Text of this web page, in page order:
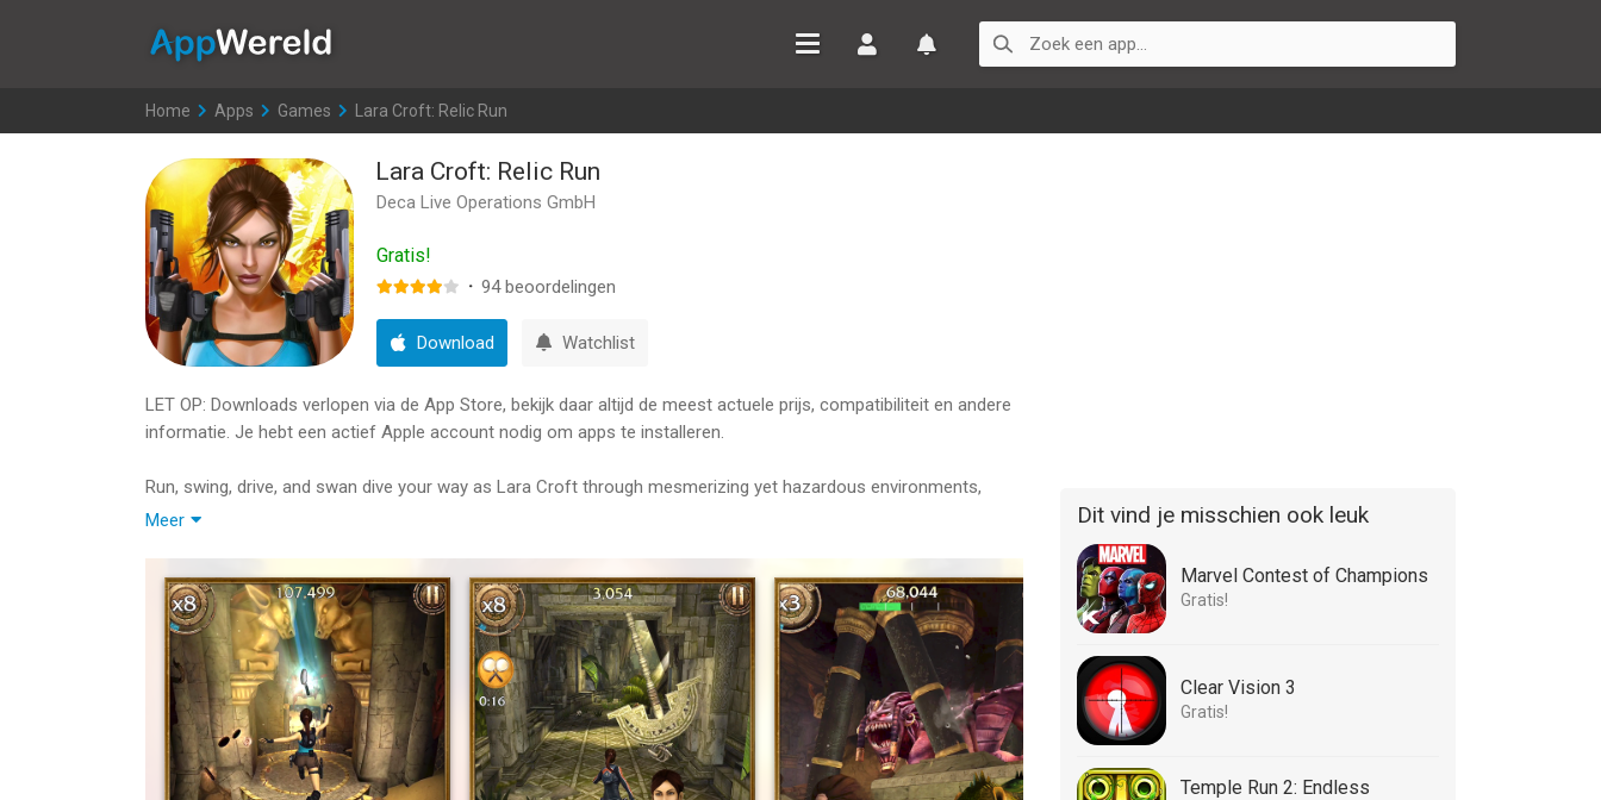
Home >
Apps >
Games >Lara Croft: Relic Run
Lara Croft: Relic Run
Deca Live Operations GmbH
Gratis!
· 94beoordelingen
Download Watchlist
LET OP: Downloads verlopen via de App Store, bekijk daar altijd de meest actuele prijs, compatibiliteit en andere
informatie. Je hebt een actief Apple account nodig om apps te installeren.
Run, swing, drive, and swan dive your way as Lara Croft through mesmerizing yet hazardous environments,
uncovering ancient relics to unearth the truth and solve the mystery behind a shadowy conspiracy that
- Discover incredible locations as you make your way through the jungle, the desert or the mountains, each filled
with secrets and danger.
- Use Lara’s signature parkour moves to create death-defying last minute escapes.
- Master fast-paced vehicles like ATVs and motorcycles to give Lara more ways to conquer the terrain.
- Engage in epic Boss Fights and defeat iconic enemies including the return of the infamous T-Rex!
- Progress through the campaign map to collect relics and uncover the Relic Run mystery.
- Power up Lara’s arsenal of weapons and engage in frantic combat.
- Choose from a wardrobe of classic Lara outfits, each with its own gameplay perks.
Meer Dit vind je misschien ook leuk
Marvel Contest of Champions
Gratis!
Clear Vision 3
Gratis!
Temple Run 2: Endless